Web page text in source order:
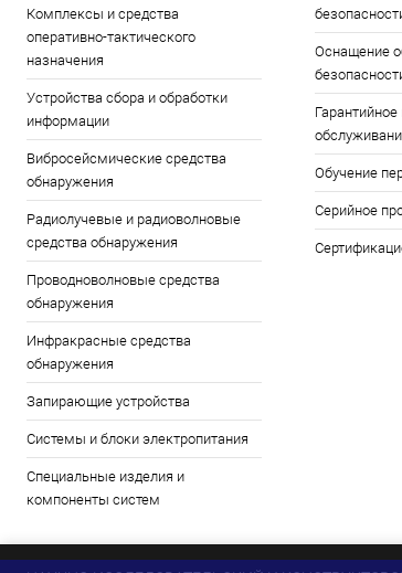
Комплексы и средства
оперативно-тактического
назначения
Устройства сбора и обработки
информации
Вибросейсмические средства
обнаружения
Радиолучевые и радиоволновые
средства обнаружения
Проводноволновые средства
обнаружения
Инфракрасные средства
обнаружения
Запирающие устройства
Системы и блоки электропитания
Специальные изделия и
компоненты систем
Оснащение
Обучение
Серийное